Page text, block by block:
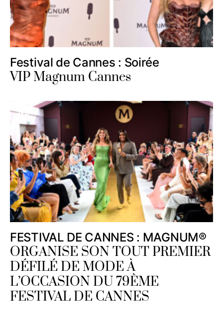
Festival de Cannes : Soirée
VIP Magnum Cannes
FESTIVAL DE CANNES : MAGNUM®
ORGANISE SON TOUT PREMIER
DÉFILÉ DE MODE À
L’OCCASION DU 79ÈME
FESTIVAL DE CANNES